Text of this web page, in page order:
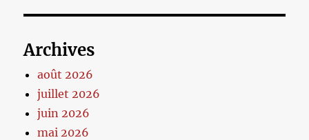
Archives
août 2026
juillet 2026
juin 2026
mai 2026